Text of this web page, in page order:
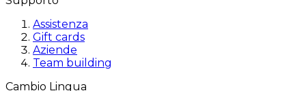
Assistenza
Gift cards
Aziende
Team building
Cambio Lingua